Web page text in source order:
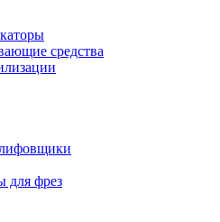
средства
для фрез